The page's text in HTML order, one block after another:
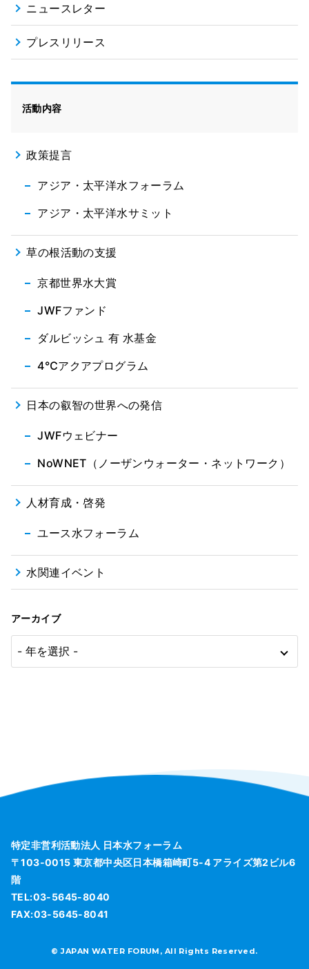
ニュースレター
プレスリリース
活動内容
政策提言
アジア・太平洋水フォーラム
アジア・太平洋水サミット
草の根活動の支援
京都世界水大賞
JWFファンド
ダルビッシュ 有 水基金
4℃アクアプログラム
日本の叡智の世界への発信
JWFウェビナー
NoWNET（ノーザンウォーター・ネットワーク）
人材育成・啓発
ユース水フォーラム
水関連イベント
アーカイブ
特定非営利活動法人 日本水フォーラム
〒103-0015 東京都中央区日本橋箱崎町5-4 アライズ第2ビル6
階
TEL:03-5645-8040
FAX:03-5645-8041
© JAPAN WATER FORUM, All Rights Reserved.